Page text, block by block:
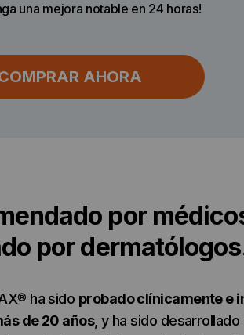
una mejora notable en 24 horas!
AHORA
por
por
ha sido probado clínicamente e
de 20 años, y ha sido desarrollado